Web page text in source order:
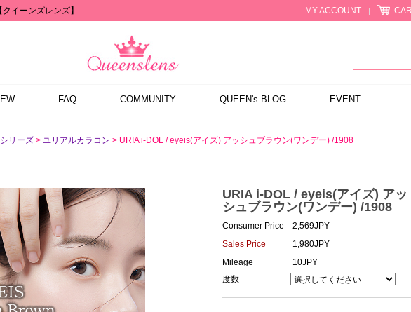
イーンズレンズ】 MY ACCOUNT |
FAQ COMMUNITY QUEEN's BLOG EVENT
リーズ > ユリアルカラコン > URIA i-DOL / eyeis(アイズ) アッシュブラウン(ワンデー) /1908
URIA i-DOL / eyeis(アイズ) アッ
シュブラウン(ワンデー) /1908
Consumer Price
2,569JPY
Sales Price
1,980JPY
Mileage
10JPY
度数